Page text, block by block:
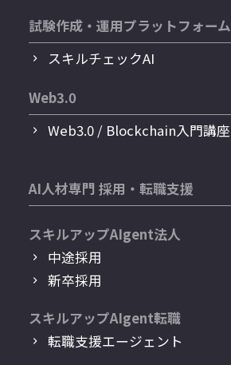
試験作成・運用プラットフォーム
スキルチェックAI
Web3.0
Web3.0 / Blockchain入門講座
AI人材専門 採用・転職支援
スキルアップAIgent法人
中途採用
新卒採用
スキルアップAIgent転職
転職支援エージェント